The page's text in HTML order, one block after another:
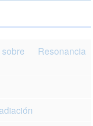
Resonancia